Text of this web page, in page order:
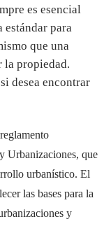
es esencial
para
que una
la propiedad.
desea encontrar
Urbanizaciones, que
urbanístico. El
las bases para la
y